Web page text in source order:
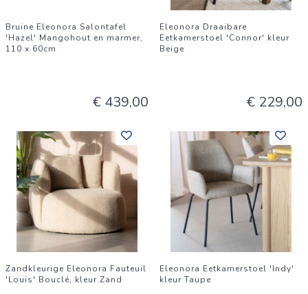
Bruine Eleonora Salontafel
'Hazel' Mangohout en marmer,
110 x 60cm
€ 439,00
Eleonora Draaibare
Eetkamerstoel 'Connor' kleur
Beige
€ 229,00
Zandkleurige Eleonora Fauteuil
'Louis' Bouclé, kleur Zand
Eleonora Eetkamerstoel 'Indy'
kleur Taupe